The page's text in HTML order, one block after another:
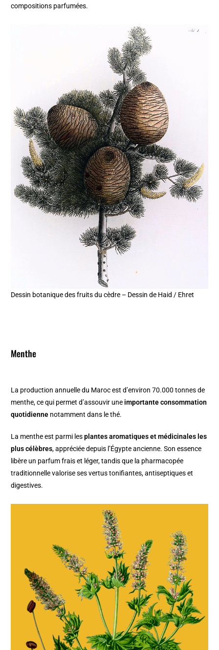
compositions parfumées.
Dessin botanique des fruits du cèdre – Dessin de Haid / Ehret
Menthe
La production annuelle du Maroc est d’environ 70.000 tonnes de
menthe, ce qui permet d’assouvir une importante consommation
quotidienne notamment dans le thé.
La menthe est parmi lesplantes aromatiques et médicinales les
plus célèbres, appréciée depuis l’Égypte ancienne. Son essence
libère un parfum frais et léger, tandis que la pharmacopée
traditionnelle valorise ses vertus tonifiantes, antiseptiques et
digestives.